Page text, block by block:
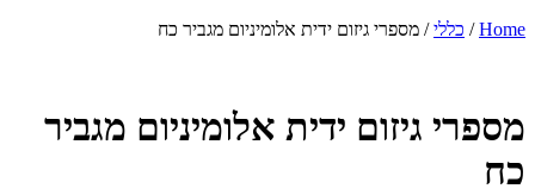
Home
/ כללי/ מספרי גיזום ידית אלומיניום מגביר כח
מספרי גיזום ידית אלומיניום מגביר
כח